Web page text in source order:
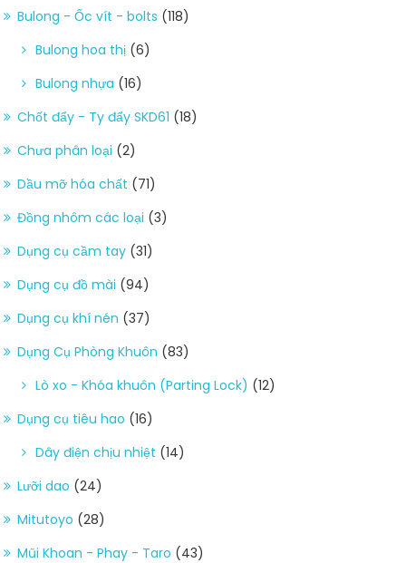
Bulong - Ốc vít - bolts (118)
Bulong hoa thị (6)
Bulong nhựa (16)
Chốt đẩy - Ty đẩy SKD61 (18)
Chưa phân loại (2)
Dầu mỡ hóa chất (71)
Đồng nhôm các loại (3)
Dụng cụ cầm tay (31)
Dụng cụ đồ mài (94)
Dụng cụ khí nén (37)
Dụng Cụ Phòng Khuôn (83)
Lò xo - Khóa khuôn (Parting Lock) (12)
Dụng cụ tiêu hao (16)
Dây điện chịu nhiệt (14)
Lưỡi dao (24)
Mitutoyo (28)
Mũi Khoan - Phay - Taro (43)